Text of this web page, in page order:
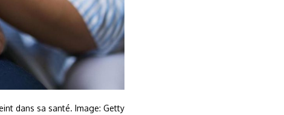
dans sa santé. Image: Getty